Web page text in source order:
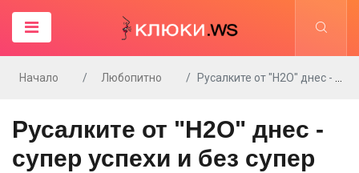
Начало Любопитно Русалките от "H2O" днес - супер успехи и без супер сили
Русалките от "H2O" днес -
супер успехи и без супер